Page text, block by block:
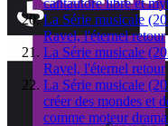
La Série musicale
Ravel, l'éternel retour
La Série musicale
Ravel, l'éternel retour
La Série musicale
créer des mondes et
comme moteur